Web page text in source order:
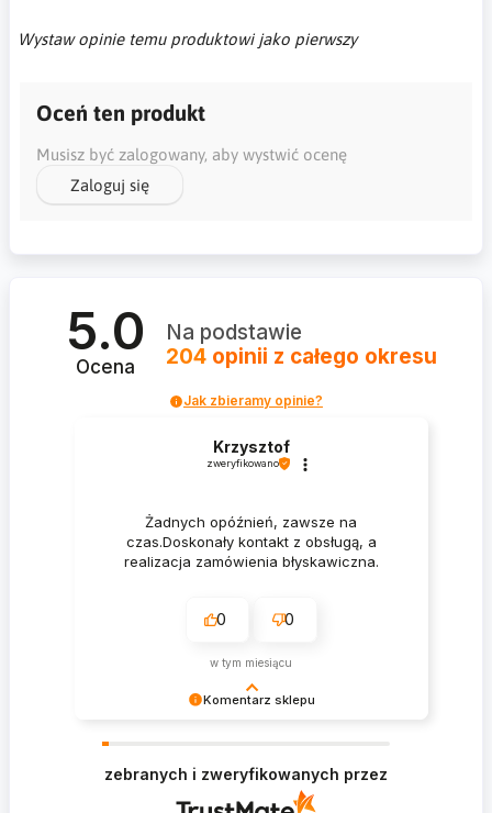
Wystaw opinie temu produktowi jako pierwszy
Oceń ten produkt
Musisz być zalogowany, aby wystwić ocenę
Zaloguj się
5.0
Ocena
Na podstawie
204 opinii z całego okresu
Jak zbieramy opinie?
Komentarz sklepu
Krzysztof
zweryfikowano
Żadnych opóźnień, zawsze na
czas.Doskonały kontakt z obsługą, a
realizacja zamówienia błyskawiczna.
0 0
w tym miesiącu
zebranych i zweryfikowanych przez